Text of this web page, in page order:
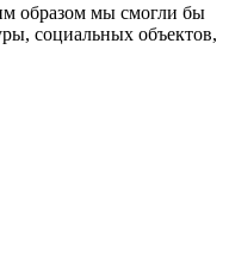
образом мы смогли бы
социальных объектов,